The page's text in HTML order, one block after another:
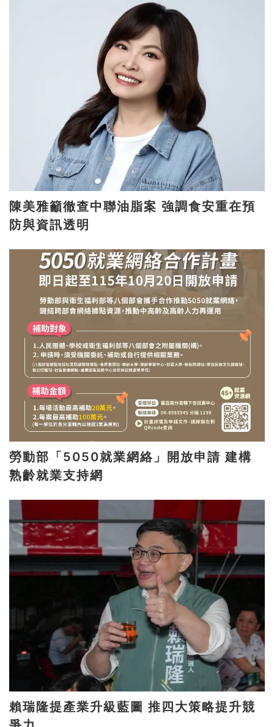
陳美雅籲徹查中聯油脂案 強調食安重在預
防與資訊透明
勞動部「5050就業網絡」開放申請 建構
熟齡就業支持網
賴瑞隆提產業升級藍圖 推四大策略提升競